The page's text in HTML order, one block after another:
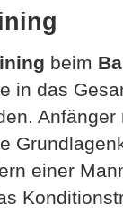
beim
in das
einer